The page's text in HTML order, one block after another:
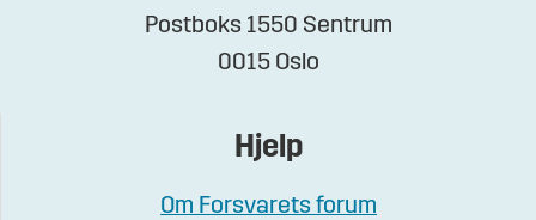
Postboks 1550 Sentrum
0015 Oslo
Hjelp
Om Forsvarets forum